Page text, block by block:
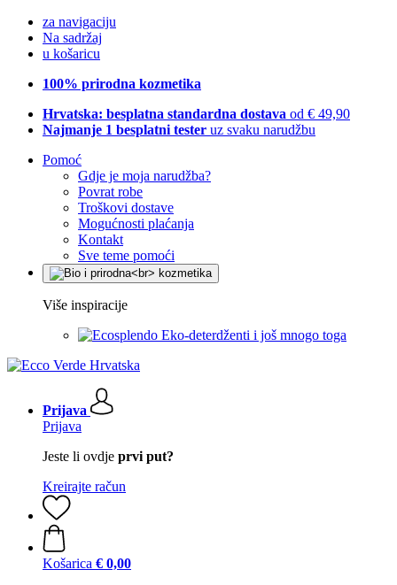
za navigaciju
Na sadržaj
u košaricu
100% prirodna kozmetika
Hrvatska: besplatna standardna dostava od € 49,90
Najmanje 1 besplatni tester uz svaku narudžbu
Pomoć
Gdje je moja narudžba?
Povrat robe
Troškovi dostave
Mogućnosti plaćanja
Kontakt
Sve teme pomoći
Više inspiracije
Eko-deterdženti i još mnogo toga
Prijava
Prijava
Jeste li ovdje prvi put?
Kreirajte račun
Košarica € 0,00